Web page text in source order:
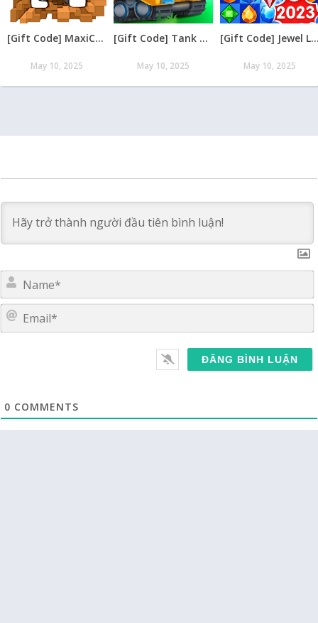
[Gift Code] MaxiCraft Adventure Time mới nhất 08/2026
May 10, 2025
[Gift Code] Tank Raid: Epic Tank War Games mới nhất 08/2026
May 10, 2025
[Gift Code] Jewel Legend – Xếp
May 10, 2025
0 COMMENTS